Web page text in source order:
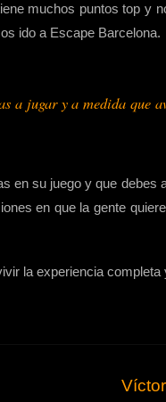
muchos puntos top y
ido a Escape Barcelona.
jugar y a medida que
su juego y que
en que la gente
la experiencia